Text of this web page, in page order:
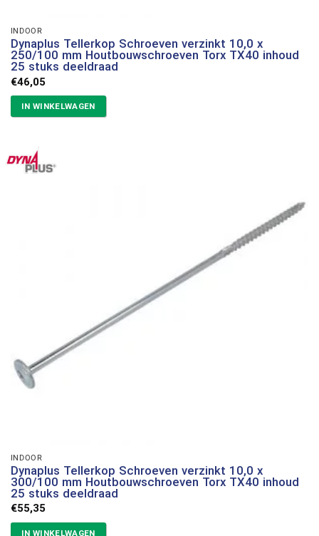
INDOOR
Dynaplus Tellerkop Schroeven verzinkt 10,0 x
250/100 mm Houtbouwschroeven Torx TX40 inhoud
25 stuks deeldraad
€46,05
IN WINKELWAGEN
INDOOR
Dynaplus Tellerkop Schroeven verzinkt 10,0 x
300/100 mm Houtbouwschroeven Torx TX40 inhoud
25 stuks deeldraad
€55,35
IN WINKELWAGEN